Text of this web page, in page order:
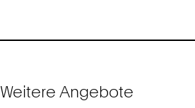
Weitere Angebote